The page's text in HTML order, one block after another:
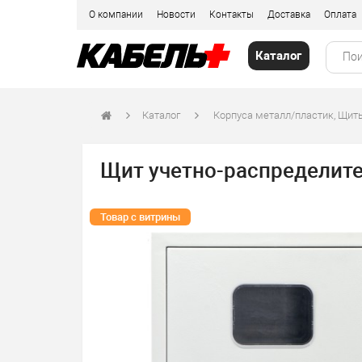
О компании Новости Контакты Доставка Оплата
Каталог
Каталог Корпуса металл/пластик,
Щит учетно-
Товар с витрины